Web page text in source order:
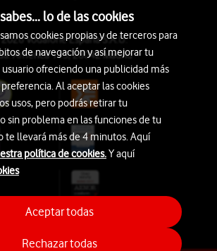
Vodafone España S.A.U.
América 115, 28042 Madrid
lo de las cookies
cookies propias y de terceros para
de navegación y así mejorar tu
ofreciendo una publicidad más
Al aceptar las cookies
usos, pero podrás retirar tu
sin problema en las funciones de tu
te llevará más de 4 minutos. Aquí
política de cookies.Y aquí
Rechazar todas
Aceptar todas